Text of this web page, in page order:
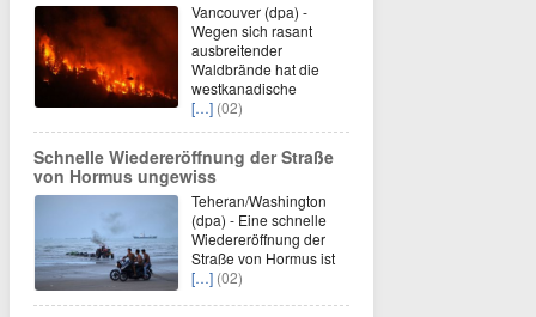
Vancouver (dpa) -
Wegen sich rasant
ausbreitender
Waldbrände hat die
westkanadische
[…] (02)
Schnelle Wiedereröffnung der Straße
von Hormus ungewiss
Teheran/Washington
(dpa) - Eine schnelle
Wiedereröffnung der
Straße von Hormus ist
[…] (02)